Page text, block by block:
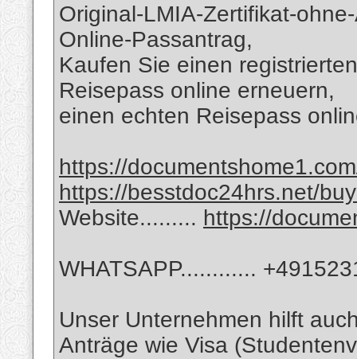
Original-LMIA-Zertifikat-
Online-Passantrag,
Kaufen Sie einen
Reisepass online erneuern,
einen echten Reisepass
https://
https://besstdoc24hrs.net/
Website......... https://
WHATSAPP............
Unser Unternehmen hilft
Anträge wie Visa